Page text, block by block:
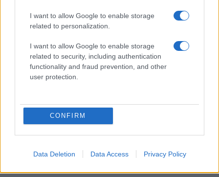
I want to allow Google to enable storage
related to personalization.
I want to allow Google to enable storage
related to security, including authentication
functionality and fraud prevention, and other
user protection.
CONFIRM
Data Deletion Data Access Privacy Policy
I nostri cari
Giovannimaria Cabras